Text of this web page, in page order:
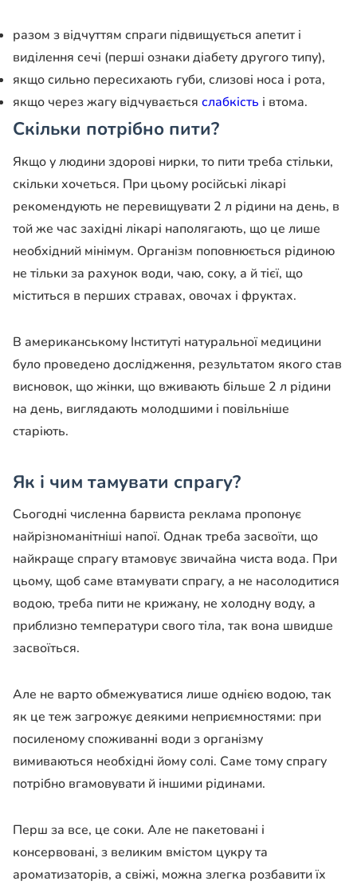
разом з відчуттям спраги підвищується апетит і
виділення сечі (перші ознаки діабету другого типу),
якщо сильно пересихають губи, слизові носа і рота,
якщо через жагу відчувається слабкість і втома.
Скільки потрібно пити?
Якщо у людини здорові нирки, то пити треба стільки,
скільки хочеться. При цьому російські лікарі
рекомендують не перевищувати 2 л рідини на день, в
той же час західні лікарі наполягають, що це лише
необхідний мінімум. Організм поповнюється рідиною
не тільки за рахунок води, чаю, соку, а й тієї, що
міститься в перших стравах, овочах і фруктах.
В американському Інституті натуральної медицини
було проведено дослідження, результатом якого став
висновок, що жінки, що вживають більше 2 л рідини
на день, виглядають молодшими і повільніше
старіють.
Як і чим тамувати спрагу?
Сьогодні численна барвиста реклама пропонує
найрізноманітніші напої. Однак треба засвоїти, що
найкраще спрагу втамовує звичайна чиста вода. При
цьому, щоб саме втамувати спрагу, а не насолодитися
водою, треба пити не крижану, не холодну воду, а
приблизно температури свого тіла, так вона швидше
засвоїться.
Але не варто обмежуватися лише однією водою, так
як це теж загрожує деякими неприємностями: при
посиленому споживанні води з організму
вимиваються необхідні йому солі. Саме тому спрагу
потрібно вгамовувати й іншими рідинами.
Перш за все, це соки. Але не пакетовані і
консервовані, з великим вмістом цукру та
ароматизаторів, а свіжі, можна злегка розбавити їх